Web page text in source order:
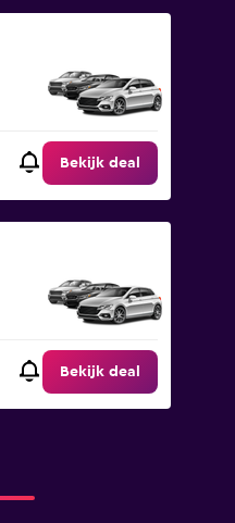
Bekijk deal
Bekijk deal